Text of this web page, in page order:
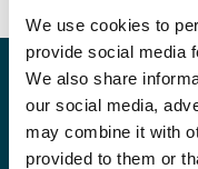
We use cookies to
provide social media
We also share
our social media,
may combine it with
provided to them or
Blijf op de